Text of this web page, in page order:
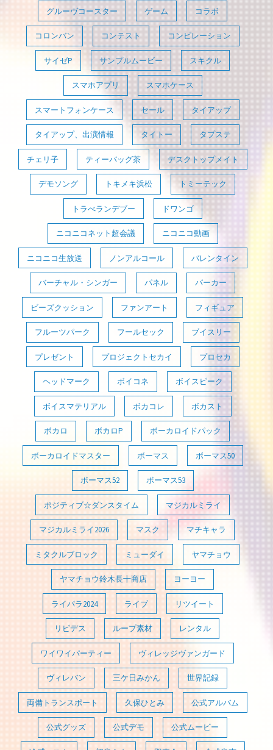
グルーヴコースター ゲーム コラボ
コロンバン コンテスト コンピレーション
サイゼP サンプルムービー スキクル
スマホアプリ スマホケース
スマートフォンケース セール タイアップ
タイアップ、出演情報 タイトー タプステ
チェリ子 ティーバッグ茶 デスクトップメイト
デモソング トキメキ浜松 トミーテック
トラべランデブー ドワンゴ
ニコニコネット超会議 ニコニコ動画
ニコニコ生放送 ノンアルコール バレンタイン
バーチャル・シンガー パネル パーカー
ビーズクッション ファンアート フィギュア
フルーツパーク フールセック ブイスリー
プレゼント プロジェクトセカイ プロセカ
ヘッドマーク ボイコネ ボイスピーク
ボイスマテリアル ボカコレ ボカスト
ボカロ ボカロP ボーカロイドパック
ボーカロイドマスター ボーマス ボーマス50
ボーマス52 ボーマス53
ポジティブ☆ダンスタイム マジカルミライ
マジカルミライ2026 マスク マチキャラ
ミタクルブロック ミューダイ ヤマチョウ
ヤマチョウ鈴木長十商店 ヨーヨー
ライパラ2024 ライブ リツイート
リピデス ループ素材 レンタル
ワイワイパーティー ヴィレッジヴァンガード
ヴィレバン 三ケ日みかん 世界記録
両備トランスポート 久保ひとみ 公式アルバム
公式グッズ 公式デモ 公式ムービー